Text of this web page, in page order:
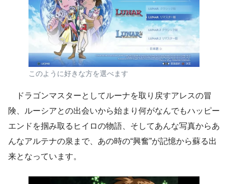
このように好きな方を選べます
ドラゴンマスターとしてルーナを取り戻すアレスの冒
険、ルーシアとの出会いから始まり何がなんでもハッピー
エンドを掴み取るヒイロの物語、そしてあんな写真からあ
んなアルテナの泉まで、あの時の“興奮”が記憶から蘇る出
来となっています。